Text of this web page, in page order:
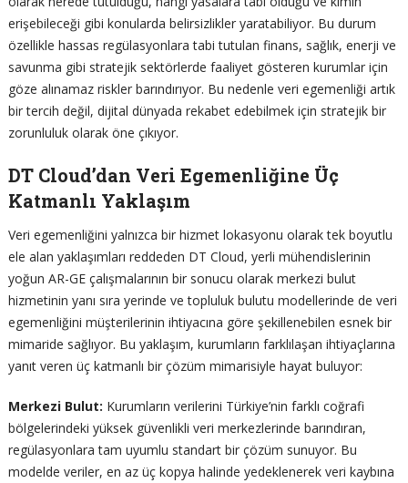
erişebileceği gibi konularda belirsizlikler yaratabiliyor. Bu durum
özellikle hassas regülasyonlara tabi tutulan finans, sağlık, enerji ve
savunma gibi stratejik sektörlerde faaliyet gösteren kurumlar için
göze alınamaz riskler barındırıyor. Bu nedenle veri egemenliği artık
bir tercih değil, dijital dünyada rekabet edebilmek için stratejik bir
zorunluluk olarak öne çıkıyor.
DT Cloud’dan Veri Egemenliğine Üç
Katmanlı Yaklaşım
Veri egemenliğini yalnızca bir hizmet lokasyonu olarak tek boyutlu
ele alan yaklaşımları reddeden DT Cloud, yerli mühendislerinin
yoğun AR-GE çalışmalarının bir sonucu olarak merkezi bulut
hizmetinin yanı sıra yerinde ve topluluk bulutu modellerinde de veri
egemenliğini müşterilerinin ihtiyacına göre şekillenebilen esnek bir
mimaride sağlıyor. Bu yaklaşım, kurumların farklılaşan ihtiyaçlarına
yanıt veren üç katmanlı bir çözüm mimarisiyle hayat buluyor:
Merkezi Bulut: Kurumların verilerini Türkiye’nin farklı coğrafi
bölgelerindeki yüksek güvenlikli veri merkezlerinde barındıran,
regülasyonlara tam uyumlu standart bir çözüm sunuyor. Bu
modelde veriler, en az üç kopya halinde yedeklenerek veri kaybına